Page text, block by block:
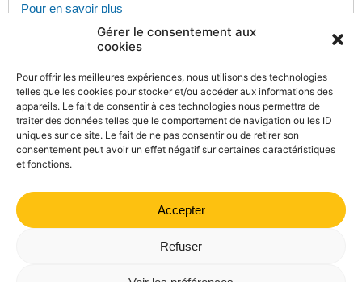
Gérer le consentement aux
cookies
Pour offrir les meilleures expériences, nous utilisons des technologies
telles que les cookies pour stocker et/ou accéder aux informations des
appareils. Le fait de consentir à ces technologies nous permettra de
traiter des données telles que le comportement de navigation ou les ID
uniques sur ce site. Le fait de ne pas consentir ou de retirer son
consentement peut avoir un effet négatif sur certaines caractéristiques
et fonctions.
Accepter
Refuser
Pour en savoir plus
Les assurances scolaires
Ministère chargé de l'éducation
Assurance scolaire
Autorité de contrôle prudentiel et de résolution (ACPR)
Assurance scolaire
Institut national de la consommation (INC)
© Direction de l'information légale et administrative
comarquage developpé par